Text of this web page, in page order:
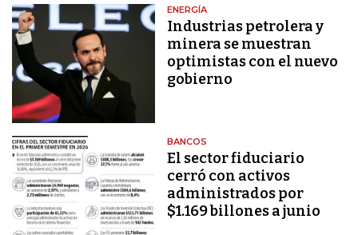
ENERGÍA
Industrias petrolera y
minera se muestran
optimistas con el nuevo
gobierno
BANCOS
El sector fiduciario
cerró con activos
administrados por
$1.169 billones a junio